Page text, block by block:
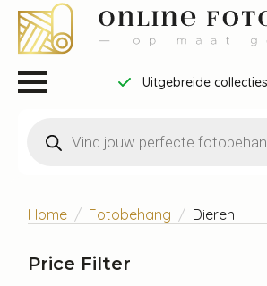
Draag bij aan een betere
zoeken
Home Fotobehang Dieren
Price Filter